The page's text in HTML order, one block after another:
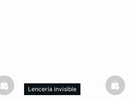
basketfullLencería invisible